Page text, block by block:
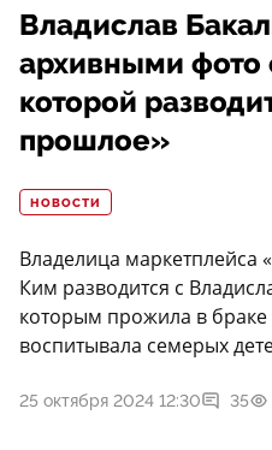
Владислав
архивными фото
которой
прошлое»
НОВОСТИ
Владелица маркетплейса
Ким разводится с
которым прожила в браке
воспитывала семерых
25 октября 2024 12:30 35